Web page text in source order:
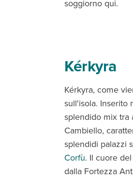
soggiorno qui.
Kérkyra
Kérkyra, come
sull'isola. Inserito
splendido mix tra
Cambiello,
splendidi palazzi
Corfù. Il cuore
dalla Fortezza